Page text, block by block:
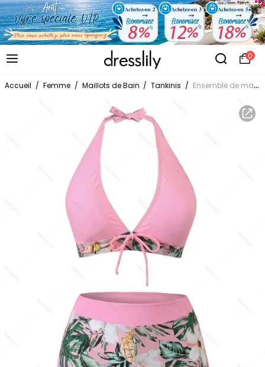
0
Accueil / Femme / Maillots de Bain / Tankinis / Ensemble de maillot de bain tankini de vacances, imprimé floral hibiscus, nœud papillon, dos nu et shorty